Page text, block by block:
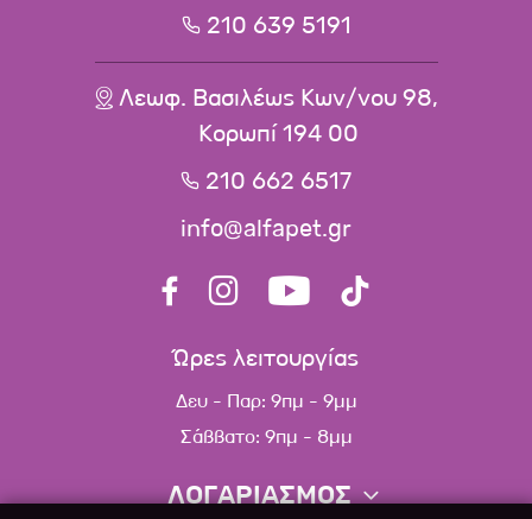
210 639 5191
Λεωφ. Βασιλέως Κων/νου 98,
Κορωπί 194 00
210 662 6517
info@alfapet.gr
Ώρες λειτουργίας
Δευ - Παρ: 9πμ - 9μμ
Σάββατο: 9πμ - 8μμ
ΛΟΓΑΡΙΑΣΜΟΣ